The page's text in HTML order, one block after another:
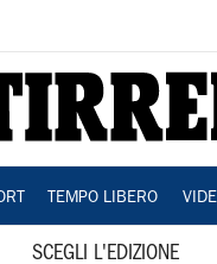
TEMPO LIBERO
SCEGLI L'EDIZIONE